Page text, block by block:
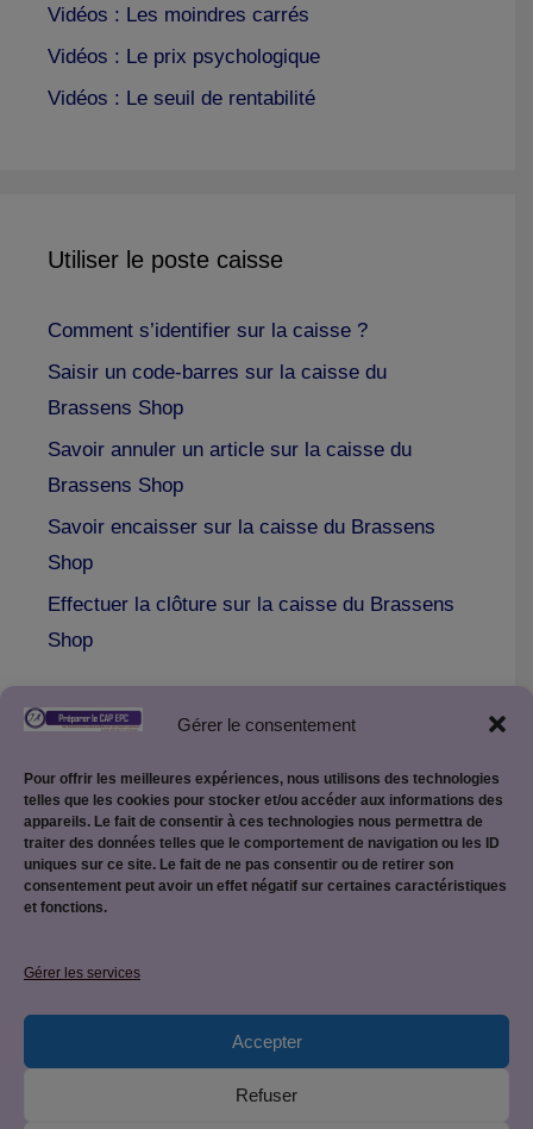
Gérer le consentement
Pour offrir les meilleures expériences, nous utilisons des technologies
telles que les cookies pour stocker et/ou accéder aux informations des
appareils. Le fait de consentir à ces technologies nous permettra de
traiter des données telles que le comportement de navigation ou les ID
uniques sur ce site. Le fait de ne pas consentir ou de retirer son
consentement peut avoir un effet négatif sur certaines caractéristiques
et fonctions.
Gérer les services
Accepter
Refuser
Vidéos : Les moindres carrés
Vidéos : Le prix psychologique
Vidéos : Le seuil de rentabilité
Utiliser le poste caisse
Comment s’identifier sur la caisse ?
Saisir un code-barres sur la caisse du
Brassens Shop
Savoir annuler un article sur la caisse du
Brassens Shop
Savoir encaisser sur la caisse du Brassens
Shop
Effectuer la clôture sur la caisse du Brassens
Shop
Politique de confidentialité